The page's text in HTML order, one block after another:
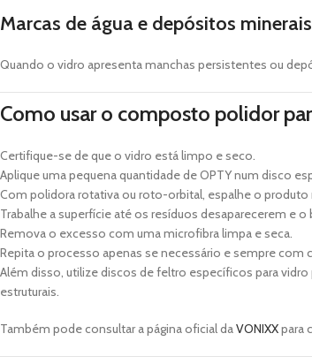
Marcas de água e depósitos minerais
Quando o vidro apresenta manchas persistentes ou
Como usar o composto polidor
Certifique-se de que o vidro está limpo e seco.
Aplique uma pequena quantidade de OPTY num disco
Com polidora rotativa ou roto-orbital, espalhe o produto
Trabalhe a superfície até os resíduos desaparecerem e o
Remova o excesso com uma microfibra limpa e seca.
Repita o processo apenas se necessário e sempre com
Além disso, utilize discos de feltro específicos para
estruturais.
Também pode consultar a página oficial daVONIXXpara